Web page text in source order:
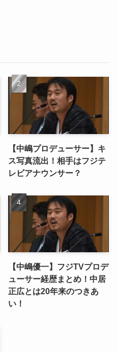
【中嶋プロデューサー】キ
ス写真流出！相手はフジテ
レビアナウンサー？
【中嶋優一】フジTVプロデ
ューサー経歴まとめ！中居
正広とは20年来のつきあ
い！